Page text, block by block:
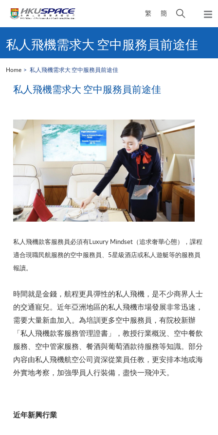
繁 簡
Open
search
panel
content
start私人飛機需求大 空中服務員前途佳
Home 私人飛機需求大 空中服務員前途佳
私人飛機需求大 空中服務員前途佳
私人飛機款客服務員必須有Luxury Mindset（追求奢華心態），課程
適合現職民航服務的空中服務員、5星級酒店或私人遊艇等的服務員
報讀。
時間就是金錢，航程更具彈性的私人飛機，是不少商界人士
的交通寵兒。近年亞洲地區的私人飛機市場發展非常迅速，
需要大量新血加入。為培訓更多空中服務員，有院校新辦
「私人飛機款客服務管理證書」，教授行業概況、空中餐飲
服務、空中管家服務、餐酒與葡萄酒款待服務等知識。部分
內容由私人飛機航空公司資深從業員任教，更安排本地或海
外實地考察，加強學員人行裝備，盡快一飛沖天。
近年新興行業